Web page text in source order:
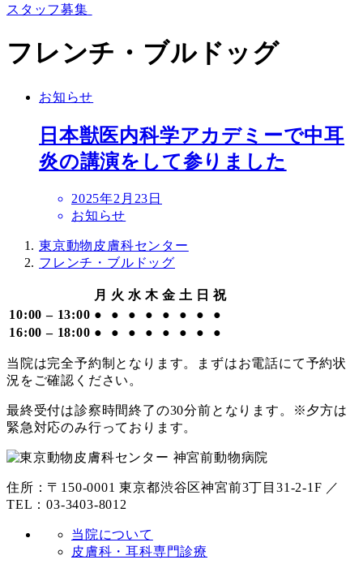
スタッフ募集
フレンチ・ブルドッグ
お知らせ
日本獣医内科学アカデミーで中耳
炎の講演をして参りました
投
稿
2025年2月23日
お知らせ
東京動物皮膚科センター
フレンチ・ブルドッグ
月 火 水 木 金 土 日 祝
10:00 – 13:00 ● ● ● ● ● ● ●
●
16:00 – 18:00 ● ● ● ● ● ● ● ●
当院は完全予約制となります。まずはお電話にて予約状
況をご確認ください。
最終受付は診察時間終了の30分前となります。※夕方は
緊急対応のみ行っております。
住所：〒150-0001 東京都渋谷区神宮前3丁目31-2-1F ／
TEL：03-3403-8012
当院について
皮膚科・耳科専門診療